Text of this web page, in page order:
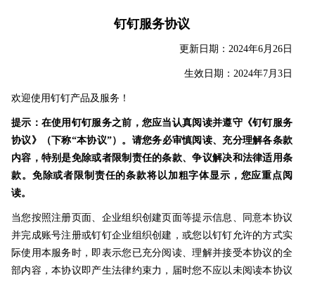
钉钉服务协议
更新日期：2024年6月26日
生效日期：2024年7月3日
欢迎使用钉钉产品及服务！
提示：在使用钉钉服务之前，您应当认真阅读并遵守《钉钉服务
协议》（下称“本协议”）。请您务必审慎阅读、充分理解各条款
内容，特别是免除或者限制责任的条款、争议解决和法律适用条
款。免除或者限制责任的条款将以加粗字体显示，您应重点阅
读。
当您按照注册页面、企业组织创建页面等提示信息、同意本协议
并完成账号注册或钉钉企业组织创建，或您以钉钉允许的方式实
际使用本服务时，即表示您已充分阅读、理解并接受本协议的全
部内容，本协议即产生法律约束力，届时您不应以未阅读本协议